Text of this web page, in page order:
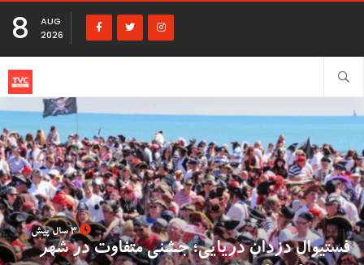
8
AUG
2026
3 سال پیش
فستیوال دزدان دریایی؛ جشنی متفاوت در شهر